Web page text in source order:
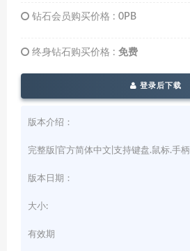
钻石会员购买价格 : 0PB
终身钻石购买价格 : 免费
登录后下载
版本介绍：
完整版|官方简体中文|支持键盘.鼠标.手柄
版本日期：
大小:
有效期